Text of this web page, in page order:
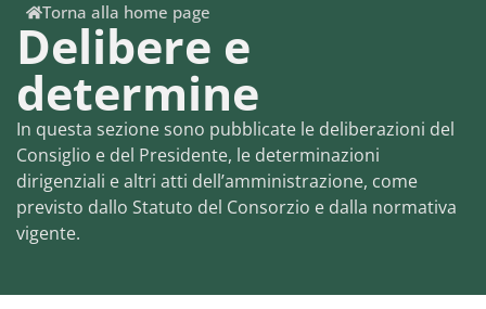
Delibere e
determine
In questa sezione sono pubblicate le deliberazioni del
Consiglio e del Presidente, le determinazioni
dirigenziali e altri atti dell’amministrazione, come
previsto dallo Statuto del Consorzio e dalla normativa
vigente.
Torna alla home page